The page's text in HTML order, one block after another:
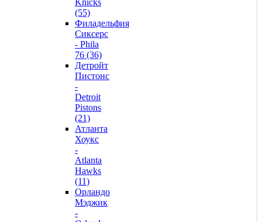
(55)
Филадельфия
Сиксерс
- Phila
76 (36)
Детройт
Пистонс
-
Detroit
Pistons
(21)
Атланта
Хоукс
-
Atlanta
Hawks
(11)
Орландо
Мэджик
-